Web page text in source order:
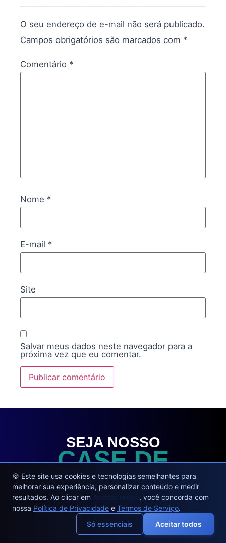
O seu endereço de e-mail não será publicado.
Campos obrigatórios são marcados com *
Comentário *
Nome *
E-mail *
Site
Salvar meus dados neste navegador para a
próxima vez que eu comentar.
SEJA NOSSO
CASE DE
SUCESSO
TRANSFORME O PROCESSO
DE VENDAS DE SUA
EMPRESA, OTIMIZE
RECURSOS, ALCANCE NOVOS
🍪 Este site usa cookies e tecnologias semelhantes para
melhorar sua experiência, personalizar conteúdo e medir
resultados. Ao clicar em Aceitar todos , você concorda com
nossa Política de Privacidade e Termos de Serviço.
Só essenciais
Aceitar todos